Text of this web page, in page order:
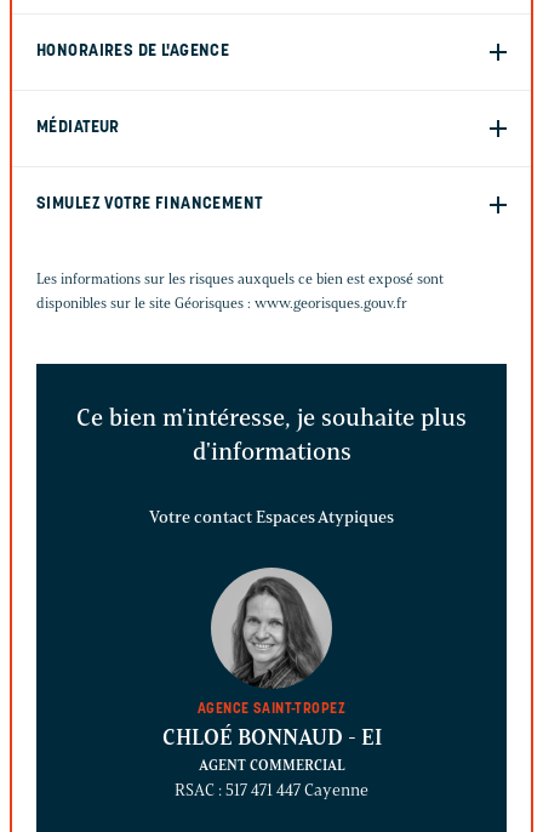
HONORAIRES DE L'AGENCE
MÉDIATEUR
SIMULEZ VOTRE FINANCEMENT
Les informations sur les risques auxquels ce bien est exposé sont
disponibles sur le site Géorisques : www.georisques.gouv.fr
Ce bien m'intéresse, je souhaite plus
d'informations
Votre contact Espaces Atypiques
AGENCE SAINT-TROPEZ
CHLOÉ BONNAUD - EI
AGENT COMMERCIAL
RSAC : 517 471 447 Cayenne